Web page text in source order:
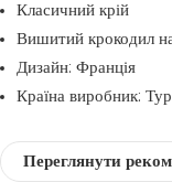
Класичний крій
Вишитий крокодил
Дизайн: Франція
Країна виробник:
Переглянути